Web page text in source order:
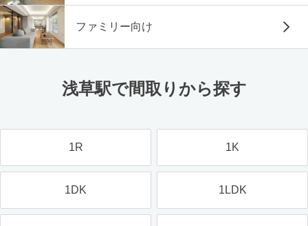
ファミリー向け
浅草駅で間取りから探す
1R 1K
1DK 1LDK